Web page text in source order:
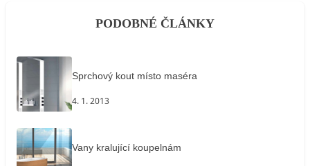
PODOBNÉ ČLÁNKY
Sprchový kout místo maséra
4. 1. 2013
Vany kralující koupelnám